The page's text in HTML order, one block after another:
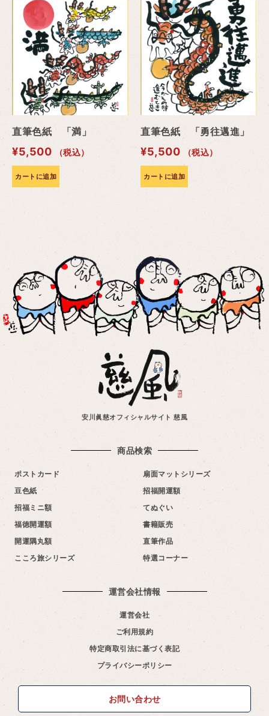
直筆色紙 「満」
¥5,500 （税込）
カートに追加
直筆色紙 「勇往邁進」
¥5,500 （税込）
カートに追加
安川眞慈オフィシャルサイト 慈風
商品検索
ポストカード
豆色紙
招福ミニ額
福徳開運額
開運隅丸額
こころ旅シリーズ
扇面マットシリーズ
招福開運額
てぬぐい
書籍販売
直筆作品
特選コーナー
運営会社情報​
運営会社
ご利用規約
特定商取引法に基づく表記
プライバシーポリシー
お問い合わせ